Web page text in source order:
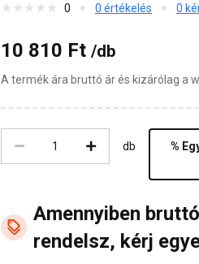
0
0 értékelés 0
10 810 Ft /db
A termék ára bruttó ár és kizárólag a
db
%
Amennyiben bruttó
rendelsz, kérj